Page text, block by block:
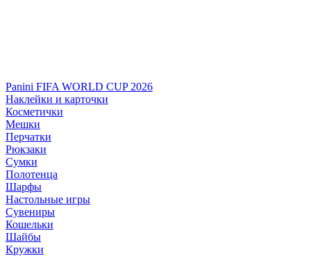
Panini FIFA WORLD CUP 2026
Наклейки и карточки
Косметички
Мешки
Перчатки
Рюкзаки
Сумки
Полотенца
Шарфы
Настольные игры
Сувениры
Кошельки
Шайбы
Кружки